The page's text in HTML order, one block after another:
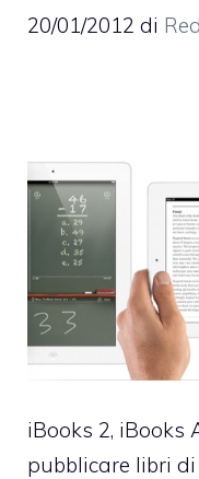
20/01/2012 di
iBooks 2, iBooks
pubblicare libri